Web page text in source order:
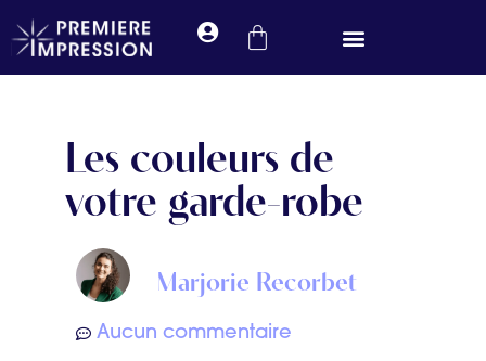
Les couleurs de
votre garde-robe
Marjorie Recorbet
Aucun commentaire